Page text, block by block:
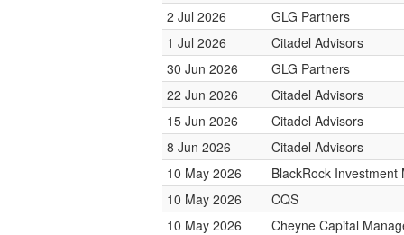
2 Jul 2026
GLG Partners
1 Jul 2026
Citadel Advisors
30 Jun 2026
GLG Partners
22 Jun 2026
Citadel Advisors
15 Jun 2026
Citadel Advisors
8 Jun 2026
Citadel Advisors
10 May 2026
BlackRock Investment
10 May 2026
CQS
10 May 2026
Cheyne Capital